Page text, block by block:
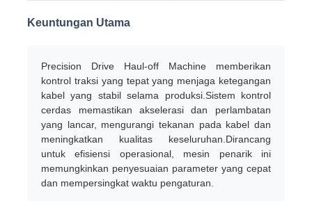
mesin tarik
Mesin pengemasan kabel
mesin penggulung kabel
Keuntungan Utama
Precision Drive Haul-off Machine memberikan
kontrol traksi yang tepat yang menjaga ketegangan
kabel yang stabil selama produksi.Sistem kontrol
cerdas memastikan akselerasi dan perlambatan
yang lancar, mengurangi tekanan pada kabel dan
meningkatkan kualitas keseluruhan.Dirancang
untuk efisiensi operasional, mesin penarik ini
memungkinkan penyesuaian parameter yang cepat
dan mempersingkat waktu pengaturan.